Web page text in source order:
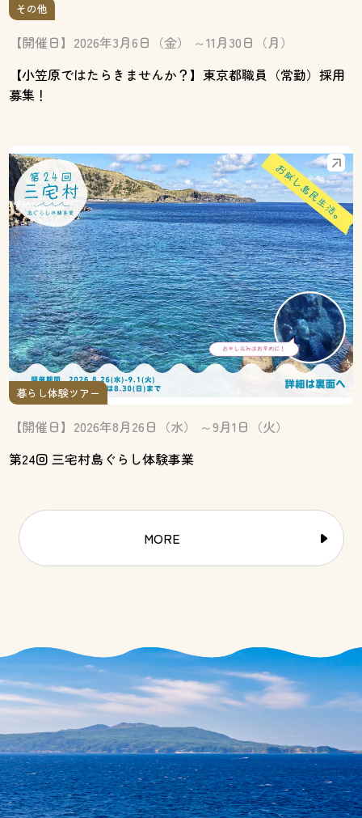
その他
【開催日】2026年3月6日（金） ～11月30日（月）
【小笠原ではたらきませんか？】東京都職員（常勤）採用
募集！
暮らし体験ツアー
【開催日】2026年8月26日（水） ～9月1日（火）
第24回 三宅村島ぐらし体験事業
MORE